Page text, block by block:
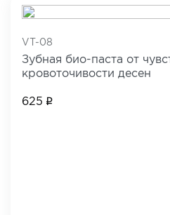
VT-08
Зубная био-паста от
кровоточивости десен
625